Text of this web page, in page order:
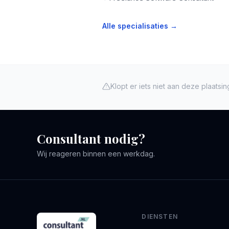
Alle specialisaties →
Klopt er iets niet aan deze
Consultant nodig?
Wij reageren binnen een werkdag.
DIENSTEN